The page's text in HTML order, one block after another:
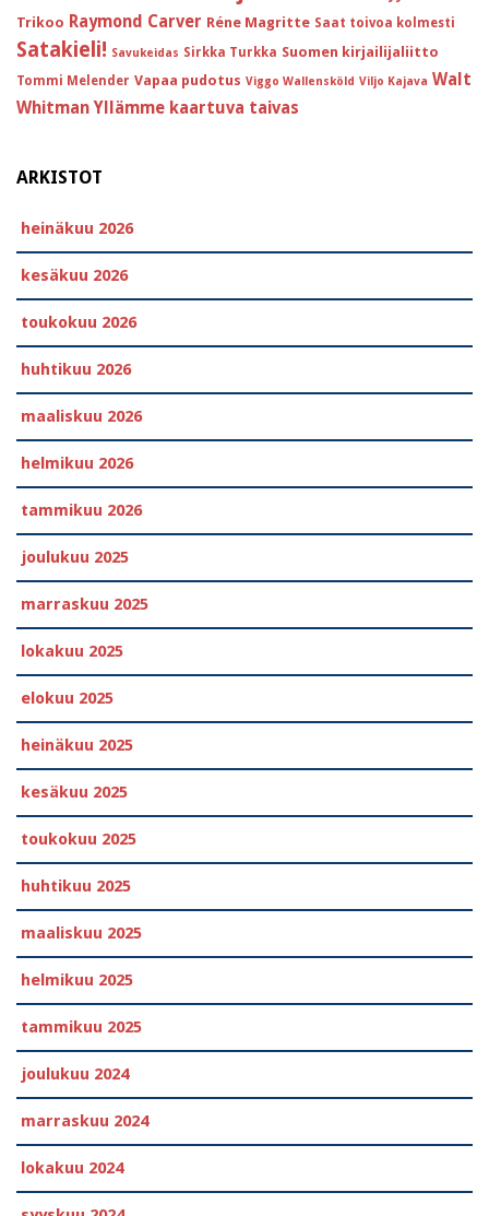
Trikoo Raymond Carver Réne Magritte Saat toivoa kolmesti
Satakieli! Savukeidas Sirkka Turkka Suomen kirjailijaliitto
Tommi Melender Vapaa pudotus Viggo Wallensköld Viljo Kajava Walt
Whitman Yllämme kaartuva taivas
ARKISTOT
heinäkuu 2026
kesäkuu 2026
toukokuu 2026
huhtikuu 2026
maaliskuu 2026
helmikuu 2026
tammikuu 2026
joulukuu 2025
marraskuu 2025
lokakuu 2025
elokuu 2025
heinäkuu 2025
kesäkuu 2025
toukokuu 2025
huhtikuu 2025
maaliskuu 2025
helmikuu 2025
tammikuu 2025
joulukuu 2024
marraskuu 2024
lokakuu 2024